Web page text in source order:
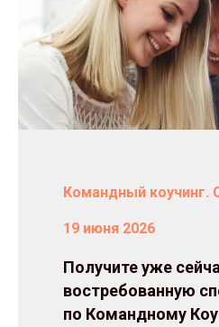
Командный коучинг.
19 июня 2026
Получите уже
востребованную
по Командному